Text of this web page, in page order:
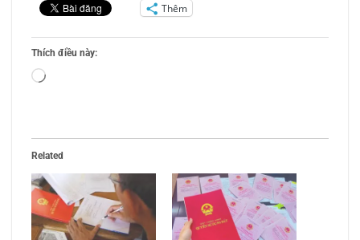
Thêm
Thích điều này:
Đang
Related